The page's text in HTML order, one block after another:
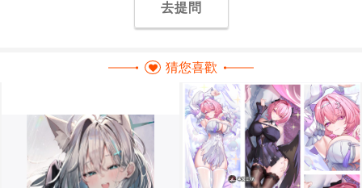
去提問
猜您喜歡